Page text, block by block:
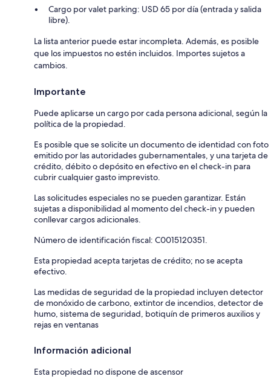
Cargo por valet parking: USD 65 por día (entrada y salida
libre).
La lista anterior puede estar incompleta. Además, es posible
que los impuestos no estén incluidos. Importes sujetos a
cambios.
Importante
Puede aplicarse un cargo por cada persona adicional, según la
política de la propiedad.
Es posible que se solicite un documento de identidad con foto
emitido por las autoridades gubernamentales, y una tarjeta de
crédito, débito o depósito en efectivo en el check-in para
cubrir cualquier gasto imprevisto.
Las solicitudes especiales no se pueden garantizar. Están
sujetas a disponibilidad al momento del check-in y pueden
conllevar cargos adicionales.
Número de identificación fiscal: C0015120351.
Esta propiedad acepta tarjetas de crédito; no se acepta
efectivo.
Las medidas de seguridad de la propiedad incluyen detector
de monóxido de carbono, extintor de incendios, detector de
humo, sistema de seguridad, botiquín de primeros auxilios y
rejas en ventanas
Información adicional
Esta propiedad no dispone de ascensor